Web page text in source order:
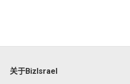
关于BizIsrael